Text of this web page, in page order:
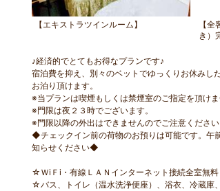
【エキストラツインルーム】
【
き）
♪経済的でとてもお得なプランです♪
宿泊費を抑え、別々のベットでゆっくりお休みし
お泊り頂けます。
※当プランは喫煙もしくは禁煙室のご指定を頂けま
※門限は夜２３時でございます。
※門限以降の外出はできませんのでご注意ください
◆チェックイン前の荷物のお預りは可能です。午
知らせください◆
☆ＷiＦi・有線ＬＡＮインターネット接続全室無料
☆バス、トイレ（温水洗浄便座）、浴衣、冷蔵庫